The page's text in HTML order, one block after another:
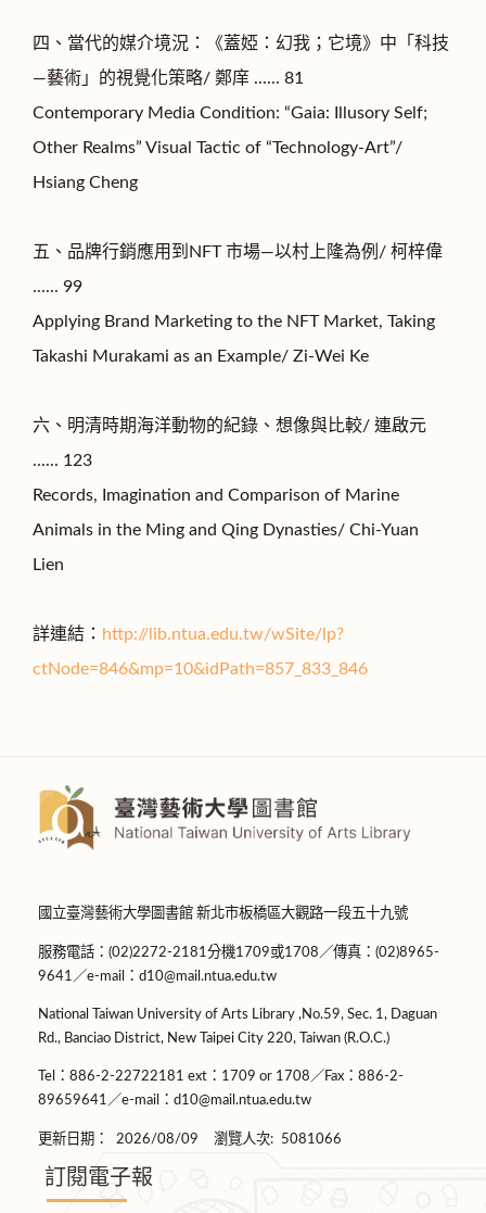
四、當代的媒介境況：《蓋婭：幻我；它境》中「科技
—藝術」的視覺化策略/ 鄭庠 ...... 81
Contemporary Media Condition: “Gaia: Illusory Self;
Other Realms” Visual Tactic of “Technology-Art”/
Hsiang Cheng
五、品牌行銷應用到NFT 市場—以村上隆為例/ 柯梓偉
...... 99
Applying Brand Marketing to the NFT Market, Taking
Takashi Murakami as an Example/ Zi-Wei Ke
六、明清時期海洋動物的紀錄、想像與比較/ 連啟元
...... 123
Records, Imagination and Comparison of Marine
Animals in the Ming and Qing Dynasties/ Chi-Yuan
Lien
詳連結： http://lib.ntua.edu.tw/wSite/lp?
ctNode=846&mp=10&idPath=857_833_846
國立臺灣藝術大學圖書館 新北市板橋區大觀路一段五十九號
服務電話：(02)2272-2181分機1709或1708／傳真：(02)8965-
9641／e-mail：d10@mail.ntua.edu.tw
National Taiwan University of Arts Library ,No.59, Sec. 1, Daguan
Rd., Banciao District, New Taipei City 220, Taiwan (R.O.C.)
Tel：886-2-22722181 ext：1709 or 1708／Fax：886-2-
89659641／e-mail：d10@mail.ntua.edu.tw
更新日期： 2026/08/09 瀏覽人次: 5081066
訂閱電子報